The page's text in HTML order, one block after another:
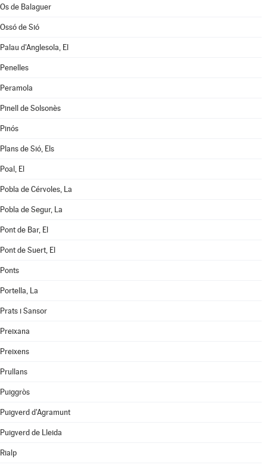
Os de Balaguer
Ossó de Sió
Palau d'Anglesola, El
Penelles
Peramola
Pinell de Solsonès
Pinós
Plans de Sió, Els
Poal, El
Pobla de Cérvoles, La
Pobla de Segur, La
Pont de Bar, El
Pont de Suert, El
Ponts
Portella, La
Prats i Sansor
Preixana
Preixens
Prullans
Puiggròs
Puigverd d'Agramunt
Puigverd de Lleida
Rialp